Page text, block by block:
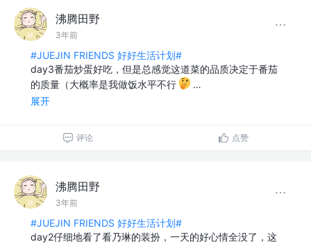
沸腾田野
3年前
#JUEJIN FRIENDS 好好生活计划#
day3番茄炒蛋好吃，但是总感觉这道菜的品质决定于番茄
的质量（大概率是我做饭水平不行
…
展开
评论 点赞
沸腾田野
3年前
#JUEJIN FRIENDS 好好生活计划#
day2仔细地看了看乃琳的装扮，一天的好心情全没了，这